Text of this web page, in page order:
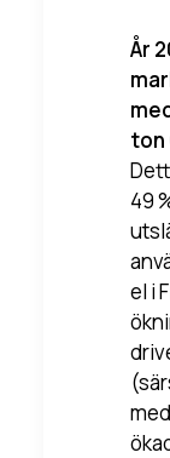
År
ton
49
el i